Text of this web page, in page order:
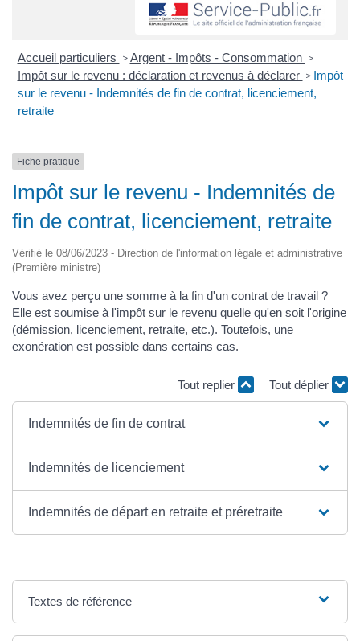
Accueil particuliers > Argent - Impôts - Consommation >
Impôt sur le revenu : déclaration et revenus à déclarer > Impôt
sur le revenu - Indemnités de fin de contrat, licenciement,
retraite
Fiche pratique
Impôt sur le revenu - Indemnités de
fin de contrat, licenciement, retraite
Vérifié le 08/06/2023 - Direction de l'information légale et administrative
(Première ministre)
Vous avez perçu une somme à la fin d'un contrat de travail ?
Elle est soumise à l'impôt sur le revenu quelle qu'en soit l'origine
(démission, licenciement, retraite, etc.). Toutefois, une
exonération est possible dans certains cas.
Tout replier Tout déplier
Indemnités de fin de contrat
Indemnités de licenciement
Indemnités de départ en retraite et préretraite
Textes de référence